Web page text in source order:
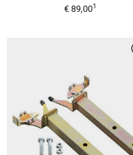
€ 89,001